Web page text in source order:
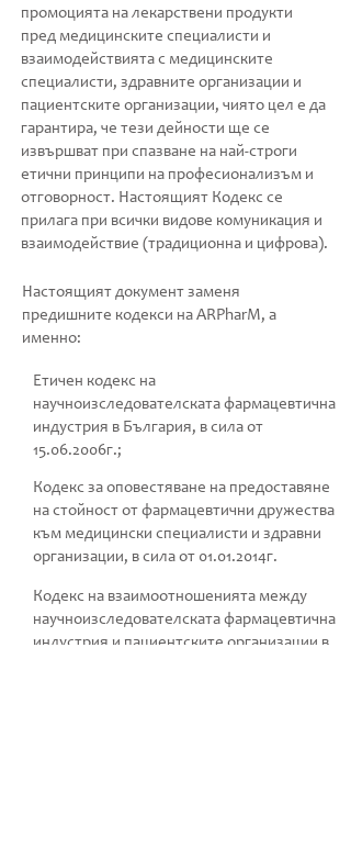
промоцията на лекарствени продукти
пред медицинските специалисти и
взаимодействията с медицинските
специалисти, здравните организации и
пациентските организации, чиято цел е да
гарантира, че тези дейности ще се
извършват при спазване на най-строги
етични принципи на професионализъм и
отговорност. Настоящият Кодекс се
прилага при всички видове комуникация и
взаимодействие (традиционна и цифрова).
Настоящият документ заменя
предишните кодекси на ARPharM, а
именно:
Етичен кодекс на
научноизследователската фармацевтична
индустрия в България, в сила от
15.06.2006г.;
Кодекс за оповестяване на предоставяне
на стойност от фармацевтични дружества
към медицински специалисти и здравни
организации, в сила от 01.01.2014г.
Кодекс на взаимоотношенията между
научноизследователската фармацевтична
индустрия и пациентските организации в